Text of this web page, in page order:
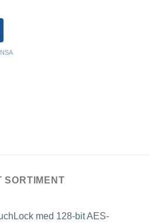
SORTIMENT
med 128-bit AES-